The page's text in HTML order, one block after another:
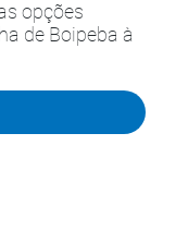
opções
de Boipeba à